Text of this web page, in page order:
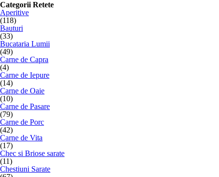
Categorii Retete
Aperitive
(118)
Bauturi
(33)
Bucataria Lumii
(49)
Carne de Capra
(4)
Carne de Iepure
(14)
Carne de Oaie
(10)
Carne de Pasare
(79)
Carne de Porc
(42)
Carne de Vita
(17)
Chec si Briose sarate
(11)
Chestiuni Sarate